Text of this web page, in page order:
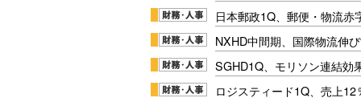
日本郵政1Q、郵便・物流赤
NXHD中間期、国際物流伸
SGHD1Q、モリソン連結効
ロジスティード1Q、売上